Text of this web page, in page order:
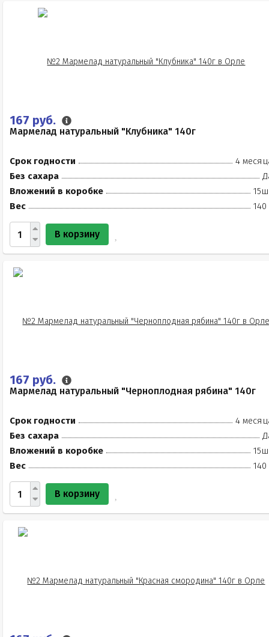
167 руб.
Мармелад натуральный "Клубника" 140г
Срок годности
4
Без сахара
Вложений в коробке
Вес
140
В корзину
167 руб.
Мармелад натуральный "Черноплодная рябина" 140г
Срок годности
4
Без сахара
Вложений в коробке
Вес
140
В корзину